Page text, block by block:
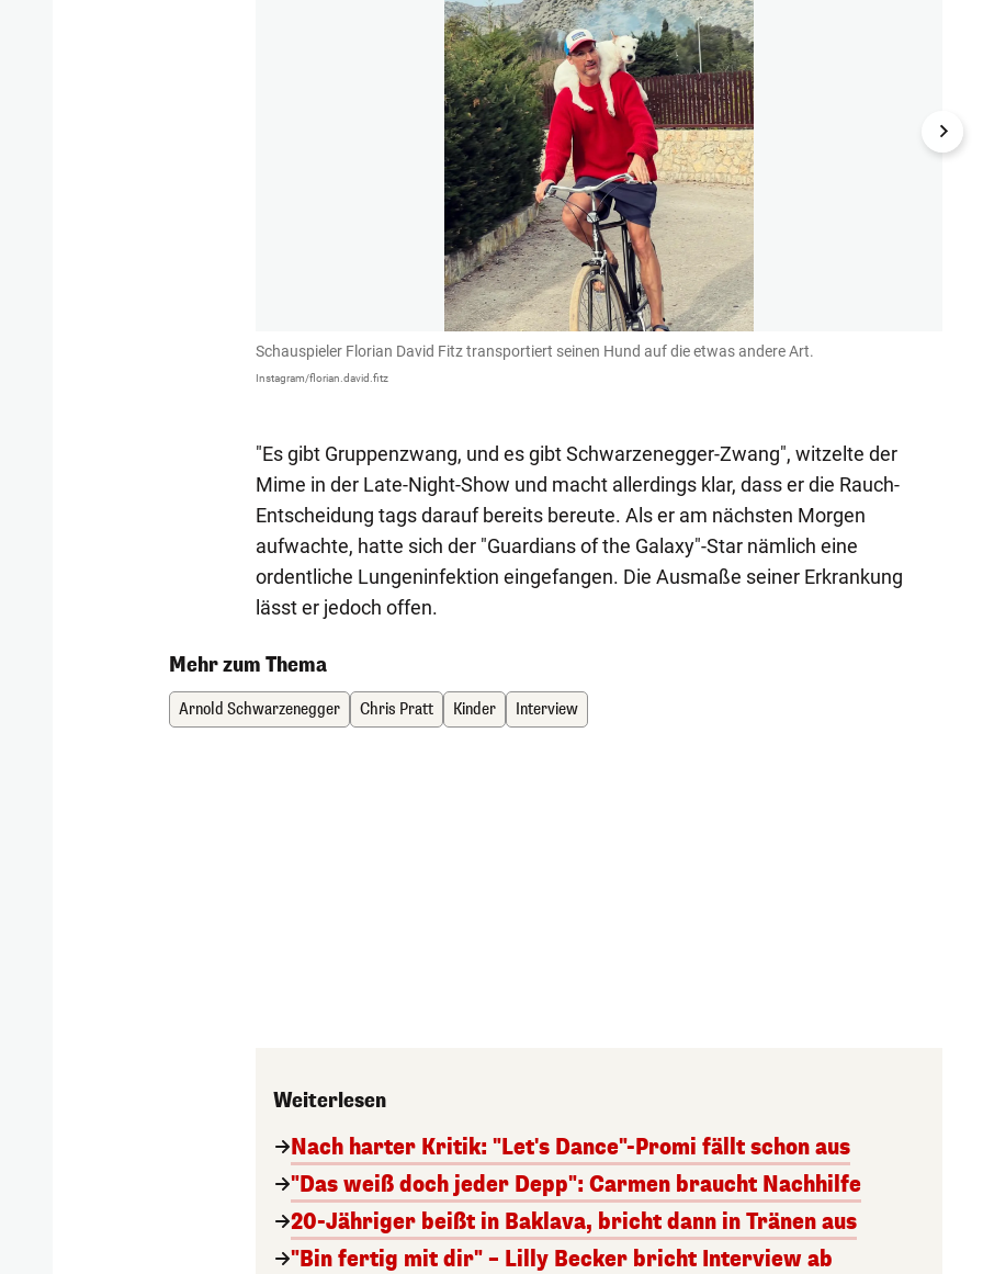
Schauspieler Florian David Fitz transportiert seinen Hund auf die etwas andere Art.
Instagram/florian.david.fitz
"Es gibt Gruppenzwang, und es gibt Schwarzenegger-Zwang", witzelte der
Mime in der Late-Night-Show und macht allerdings klar, dass er die Rauch-
Entscheidung tags darauf bereits bereute. Als er am nächsten Morgen
aufwachte, hatte sich der "Guardians of the Galaxy"-Star nämlich eine
ordentliche Lungeninfektion eingefangen. Die Ausmaße seiner Erkrankung
lässt er jedoch offen.
Mehr zum Thema
Arnold Schwarzenegger Chris Pratt Kinder Interview
Weiterlesen
Nach harter Kritik: "Let's Dance"-Promi fällt schon aus
"Das weiß doch jeder Depp": Carmen braucht Nachhilfe
20-Jähriger beißt in Baklava, bricht dann in Tränen aus
"Bin fertig mit dir" – Lilly Becker bricht Interview ab